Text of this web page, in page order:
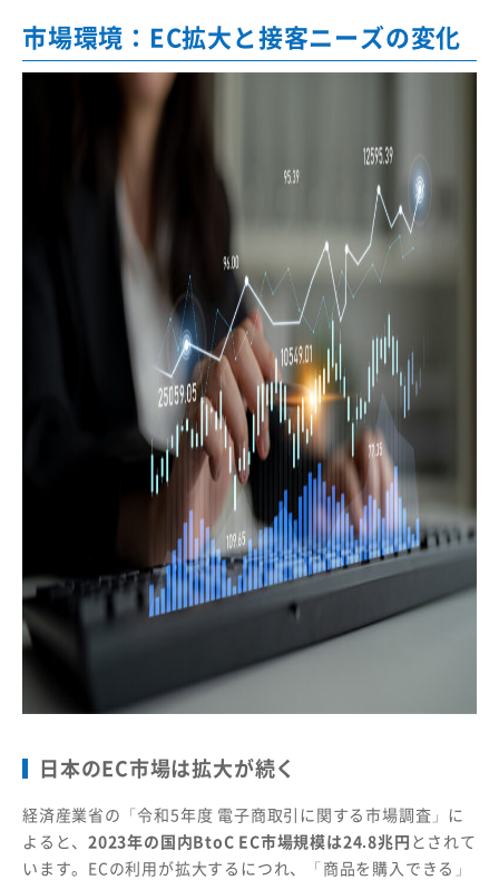
市場環境：EC拡大と接客ニーズの変化
日本のEC市場は拡大が続く
経済産業省の「令和5年度 電子商取引に関する市場調査」に
よると、2023年の国内BtoC EC市場規模は24.8兆円 とされて
います。ECの利用が拡大するにつれ、「商品を購入できる」